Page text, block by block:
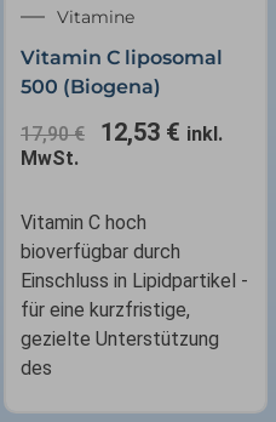
Vitamine
Vitamin C liposomal
500 (Biogena)
17,90€
Ursprünglicher
Preis
war:
17,90 €
12,53 €
Preis
ist:
inkl.
MwSt.
Vitamin C hoch
bioverfügbar durch
Einschluss in Lipidpartikel -
für eine kurzfristige,
gezielte Unterstützung
des